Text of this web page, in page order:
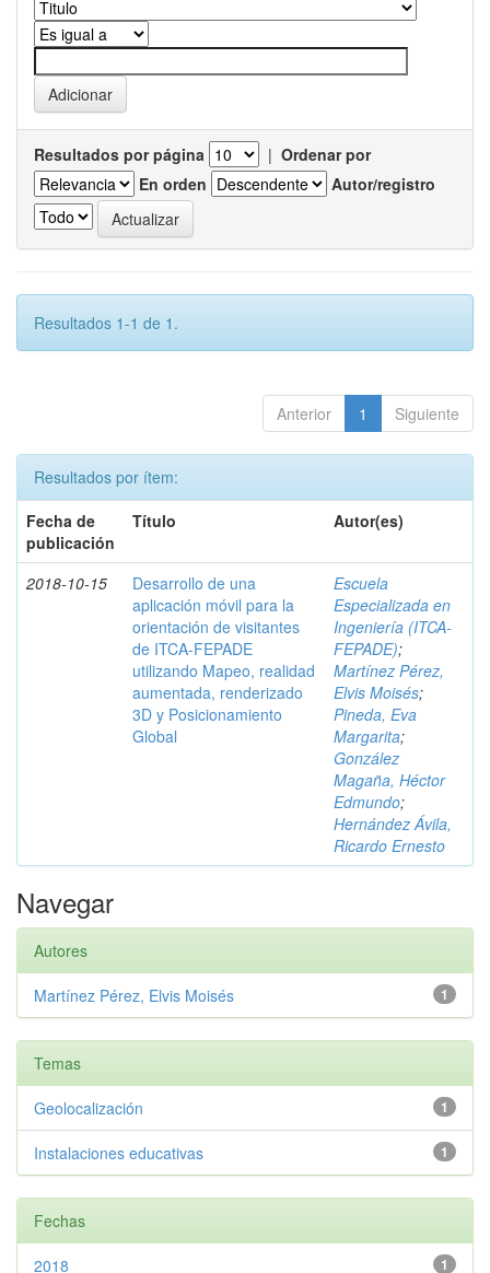
Resultados por página | Ordenar por
En orden
Autor/registro
Resultados 1-1 de 1.
Anterior 1 Siguiente
Resultados por ítem:
Fecha de
publicación
Título Autor(es)
2018-10-15
Desarrollo de una
aplicación móvil para la
orientación de visitantes
de ITCA-FEPADE
utilizando Mapeo, realidad
aumentada, renderizado
3D y Posicionamiento
Global
Escuela
Especializada en
Ingeniería (ITCA-
FEPADE);
Martínez Pérez,
Elvis Moisés;
Pineda, Eva
Margarita;
González
Magaña, Héctor
Edmundo;
Hernández Ávila,
Ricardo Ernesto
Navegar
Autores
1
Martínez Pérez, Elvis Moisés
Temas
1
Geolocalización
1
Instalaciones educativas
Fechas
1
2018